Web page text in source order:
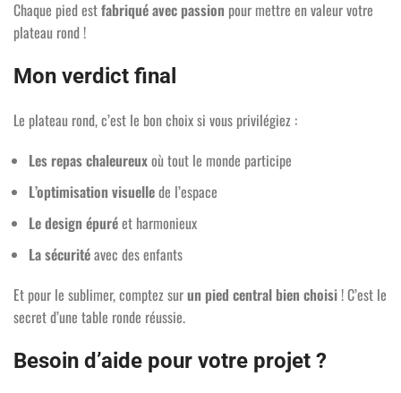
Chaque pied estfabriqué avec passion pour mettre en valeur votre
plateau rond !
Mon verdict final
Le plateau rond, c’est le bon choix si vous privilégiez :
Les repas chaleureuxoù tout le monde participe
L’optimisation visuellede l’espace
Le design épuréet harmonieux
La sécuritéavec des enfants
Et pour le sublimer, comptez surun pied central bien choisi! C’est le
secret d’une table ronde réussie.
Besoin d’aide pour votre projet ?